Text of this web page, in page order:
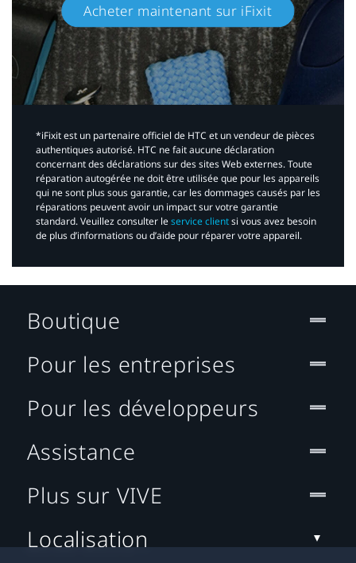
Acheter maintenant sur iFixit​
*iFixit est un partenaire officiel de HTC et un vendeur de pièces
authentiques autorisé. HTC ne fait aucune déclaration
concernant des déclarations sur des sites Web externes. Toute
réparation autogérée ne doit être utilisée que pour les appareils
qui ne sont plus sous garantie, car les dommages causés par les
réparations peuvent avoir un impact sur votre garantie
standard. Veuillez consulter leservice clientsi vous avez besoin
de plus d’informations ou d’aide pour réparer votre appareil.​
Boutique
Pour les entreprises
Pour les développeurs
Assistance
Plus sur VIVE
Localisation